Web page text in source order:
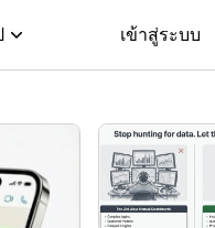
เข้าสู่ระบบ